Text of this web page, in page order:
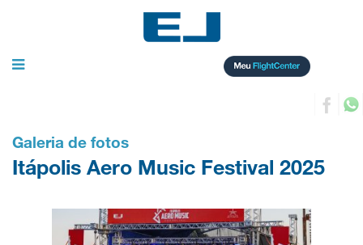
Toggle
Galeria de fotos
Itápolis Aero Music Festival 2025